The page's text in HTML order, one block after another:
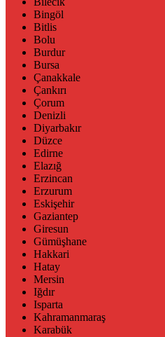
Bingöl
Bitlis
Bolu
Burdur
Bursa
Çanakkale
Çankırı
Çorum
Denizli
Diyarbakır
Düzce
Edirne
Elazığ
Erzincan
Erzurum
Eskişehir
Gaziantep
Giresun
Gümüşhane
Hakkari
Hatay
Mersin
Iğdır
Isparta
Kahramanmaraş
Karabük